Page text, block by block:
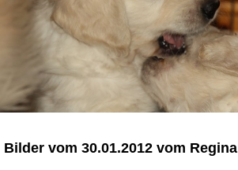
Bilder vom 30.01.2012 vom Regina